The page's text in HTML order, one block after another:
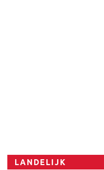
LANDELIJK